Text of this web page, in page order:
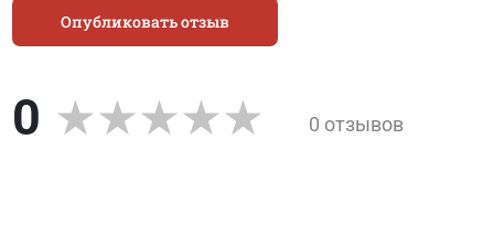
Опубликовать отзыв
0 0 отзывов